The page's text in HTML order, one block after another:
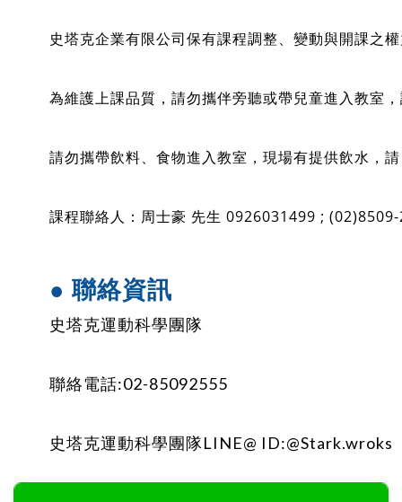
史塔克企業有限公司保有課程調整、變動與開課之
為維護上課品質，請勿攜伴旁聽或帶兒童進入教室
請勿攜帶飲料、食物進入教室，現場有提供飲水，
課程聯絡人：周士豪 先生 0926031499 ;
● 聯絡資訊
史塔克運動科學團隊
聯絡電話:02-85092555
史塔克運動科學團隊LINE@ ID:@Stark.wroks